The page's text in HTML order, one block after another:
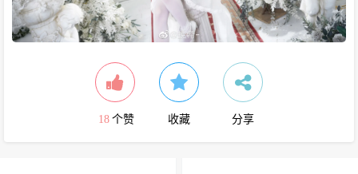
18 个赞 收藏 分享